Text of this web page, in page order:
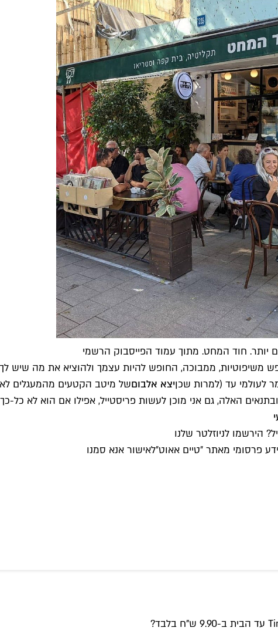
חוד המחט. מתוך עמוד הפייסבוק הרשמי
משיפוטיות, ממבוכה, החופש להיות עצמך ולהוציא את מה
לעולמי עד (למרות שכןיצא אלבוםשל מיטב הקטעים מהמעגלים
האלה, גם אני מוכן לעשות פריסטייל, אפילו אם הוא לא כל-כך
הירשמו לניוזלטר שלנו
פרסומי מאתר ״טיים אאוט״לאישור אנא סמנו